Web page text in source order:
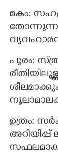
മകം:
തോന്നുന്ന
പൂരം:
ഉത്രം: